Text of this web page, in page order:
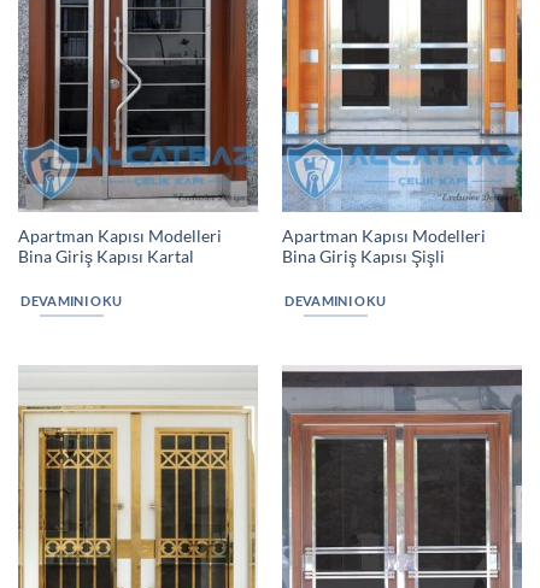
Apartman Kapısı Modelleri
Bina Giriş Kapısı Kartal
DEVAMINI OKU
Apartman Kapısı Modelleri
Bina Giriş Kapısı Şişli
DEVAMINI OKU